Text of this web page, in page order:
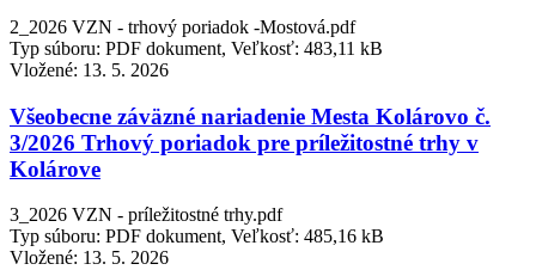
2_2026 VZN - trhový poriadok -Mostová.pdf
Typ súboru: PDF dokument, Veľkosť: 483,11 kB
Vložené: 13. 5. 2026
Všeobecne záväzné nariadenie Mesta Kolárovo č.
3/2026 Trhový poriadok pre príležitostné trhy v
Kolárove
3_2026 VZN - príležitostné trhy.pdf
Typ súboru: PDF dokument, Veľkosť: 485,16 kB
Vložené: 13. 5. 2026